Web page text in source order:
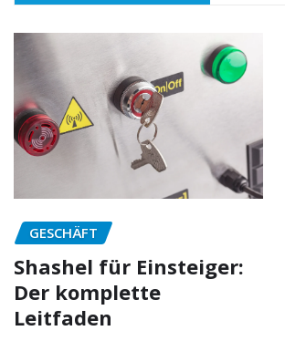
GESCHÄFT
Shashel für Einsteiger:
Der komplette
Leitfaden